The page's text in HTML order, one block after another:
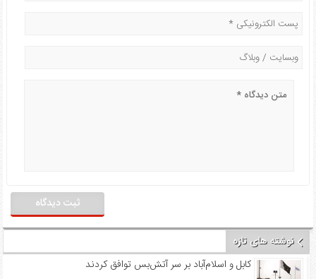
نوشته های تازه
کابل و اسلام‌آباد بر سر آتش‌بس توافق کردند